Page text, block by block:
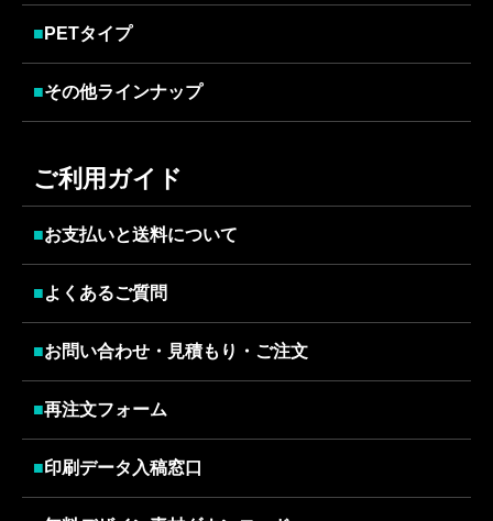
■ PETタイプ
■その他ラインナップ
ご利用ガイド
■お支払いと送料について
■よくあるご質問
■お問い合わせ・見積もり・ご注文
■再注文フォーム
■印刷データ入稿窓口